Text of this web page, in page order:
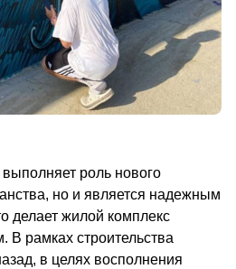
роль нового
но и является надежным
делает жилой комплекс
рамках строительства
в целях восполнения